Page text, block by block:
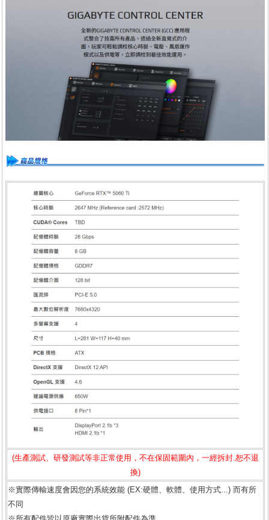
(生產測試、研發測試等非正常使用，不在保固範圍內，一經拆封.恕不退
換)
※實際傳輸速度會因您的系統效能 (EX:硬體、軟體、使用方式...) 而有所
不同